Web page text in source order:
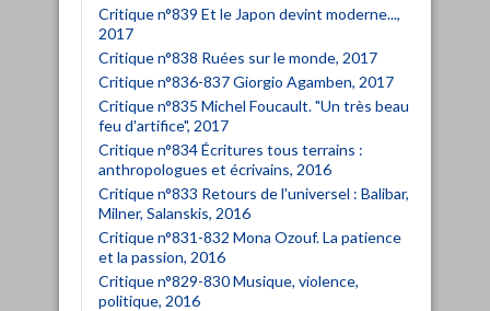
Critique n°839 Et le Japon devint moderne...,
2017
Critique n°838 Ruées sur le monde, 2017
Critique n°836-837 Giorgio Agamben, 2017
Critique n°835 Michel Foucault. "Un très beau
feu d'artifice", 2017
Critique n°834 Écritures tous terrains :
anthropologues et écrivains, 2016
Critique n°833 Retours de l'universel : Balibar,
Milner, Salanskis, 2016
Critique n°831-832 Mona Ozouf. La patience
et la passion, 2016
Critique n°829-830 Musique, violence,
politique, 2016